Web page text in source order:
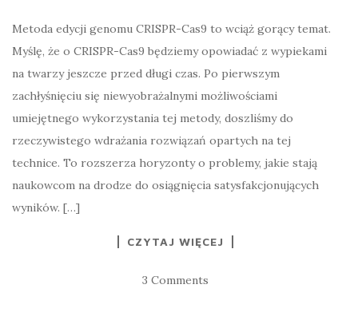
Metoda edycji genomu CRISPR-Cas9 to wciąż gorący temat.
Myślę, że o CRISPR-Cas9 będziemy opowiadać z wypiekami
na twarzy jeszcze przed długi czas. Po pierwszym
zachłyśnięciu się niewyobrażalnymi możliwościami
umiejętnego wykorzystania tej metody, doszliśmy do
rzeczywistego wdrażania rozwiązań opartych na tej
technice. To rozszerza horyzonty o problemy, jakie stają
naukowcom na drodze do osiągnięcia satysfakcjonujących
wyników. […]
CZYTAJ WIĘCEJ
3 Comments